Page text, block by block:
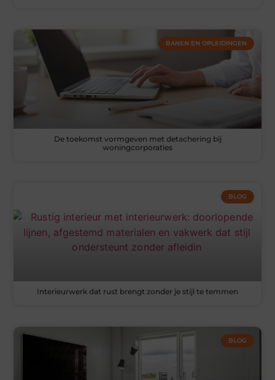
BANEN EN OPLEIDINGEN
De toekomst vormgeven met detachering bij
woningcorporaties
BLOG
Interieurwerk dat rust brengt zonder je stijl te temmen
BLOG